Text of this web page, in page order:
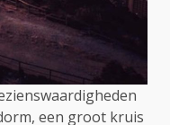
een groot kruis